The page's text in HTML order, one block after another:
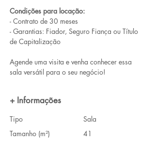
Condições para locação:
- Contrato de 30 meses
- Garantias: Fiador, Seguro Fiança ou Título
de Capitalização
Agende uma visita e venha conhecer essa
sala versátil para o seu negócio!
+ Informações
Tipo
Sala
Tamanho (m²)
41